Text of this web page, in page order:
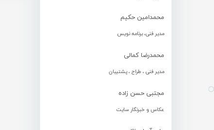
محمدامین حکیم
مدیر فنی، برنامه نویس
محمدرضا کمالی
مدیر فنی ، طراح ، پشتیبان
مجتبی حسن زاده
عکاس و خبرنگار سایت